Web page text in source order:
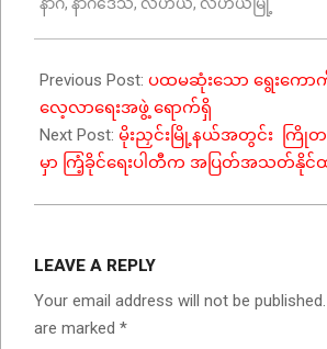
26
Previous Post: ပထမဆုံးသော ရွေးကော
လေ့လာရေးအဖွဲ့ ရောက်ရှိ
Next Post: မိုးညှင်းမြို့နယ်အတွင်း က
မှာ ကြံ့ခိုင်ရေးပါတီက အပြတ်အသတ်နိုင်
LEAVE A REPLY
Your email address will not be published.
are marked *